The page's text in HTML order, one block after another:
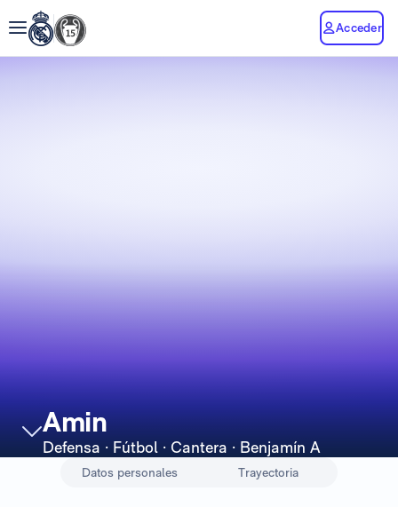
Acceder
Amin
Defensa · Fútbol · Cantera · Benjamín A
Datos personales Trayectoria